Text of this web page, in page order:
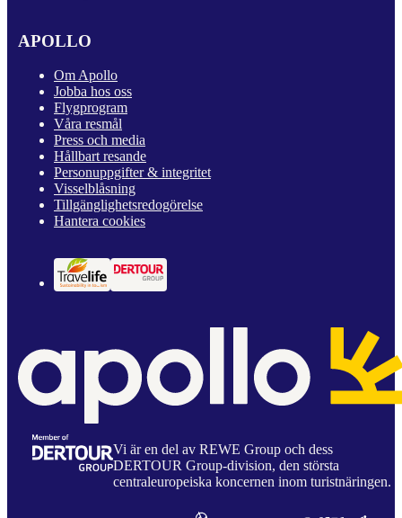
APOLLO
Om Apollo
Jobba hos oss
Flygprogram
Våra resmål
Press och media
Hållbart resande
Personuppgifter & integritet
Visselblåsning
Tillgänglighetsredogörelse
Hantera cookies
Vi är en del av REWE Group och dess
DERTOUR Group-division, den största
centraleuropeiska koncernen inom turistnäringen.